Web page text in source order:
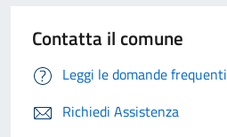
Contatta il comune
Leggi le domande frequenti
Richiedi Assistenza